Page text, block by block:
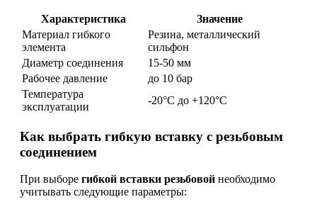
Характеристика
Значение
Материал гибкого
элемента
Резина, металлический
сильфон
Диаметр соединения
15-50 мм
Рабочее давление
до 10 бар
Температура
эксплуатации
-20°C до +120°C
Как выбрать гибкую вставку с резьбовым
соединением
При выборе гибкой вставки резьбовой необходимо
учитывать следующие параметры: